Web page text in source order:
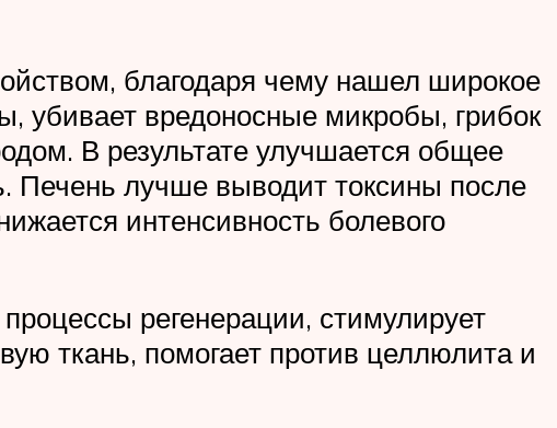
благодаря чему нашел широкое
убивает вредоносные микробы, грибок
В результате улучшается общее
Печень лучше выводит токсины после
интенсивность болевого
регенерации, стимулирует
ткань, помогает против целлюлита и